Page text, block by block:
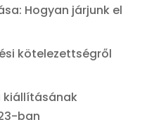
Hogyan járjunk el
kötelezettségről
kiállításának
ban